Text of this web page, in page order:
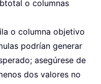
o columnas
o columna objetivo
podrían generar
asegúrese de
dos valores no